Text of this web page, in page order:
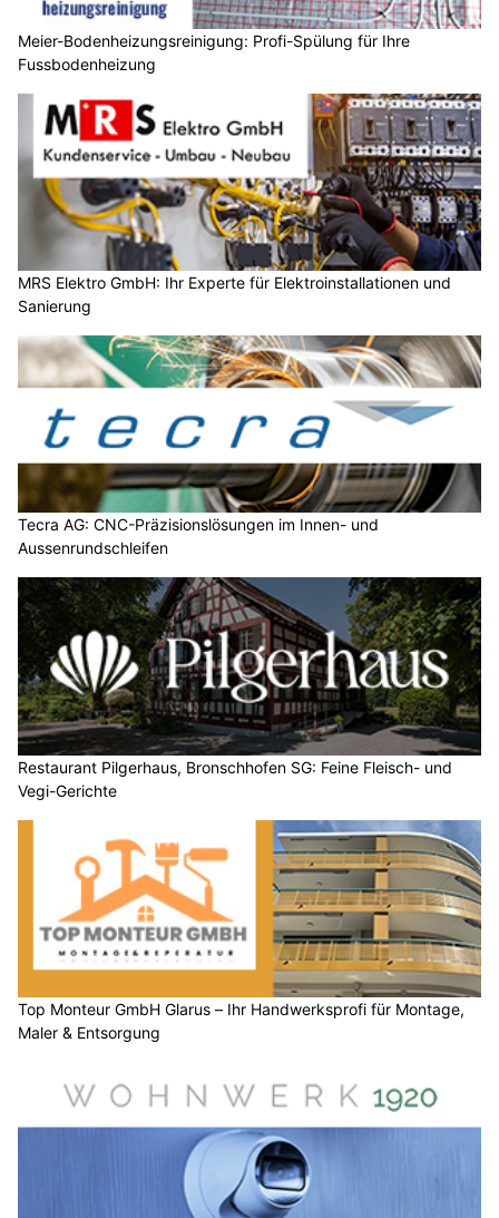
Meier-Bodenheizungsreinigung: Profi-Spülung für Ihre
Fussbodenheizung
MRS Elektro GmbH: Ihr Experte für Elektroinstallationen und
Sanierung
Tecra AG: CNC-Präzisionslösungen im Innen- und
Aussenrundschleifen
Restaurant Pilgerhaus, Bronschhofen SG: Feine Fleisch- und
Vegi-Gerichte
Top Monteur GmbH Glarus – Ihr Handwerksprofi für Montage,
Maler & Entsorgung